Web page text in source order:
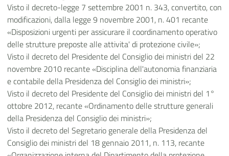
Visto il decreto-legge 7 settembre 2001 n. 343, convertito, con
modificazioni, dalla legge 9 novembre 2001, n. 401 recante
«Disposizioni urgenti per assicurare il coordinamento operativo
delle strutture preposte alle attivita' di protezione civile»;
Visto il decreto del Presidente del Consiglio dei ministri del 22
novembre 2010 recante «Disciplina dell'autonomia finanziaria
e contabile della Presidenza del Consiglio dei ministri»;
Visto il decreto del Presidente del Consiglio dei ministri del 1°
ottobre 2012, recante «Ordinamento delle strutture generali
della Presidenza del Consiglio dei ministri»;
Visto il decreto del Segretario generale della Presidenza del
Consiglio dei ministri del 18 gennaio 2011, n. 113, recante